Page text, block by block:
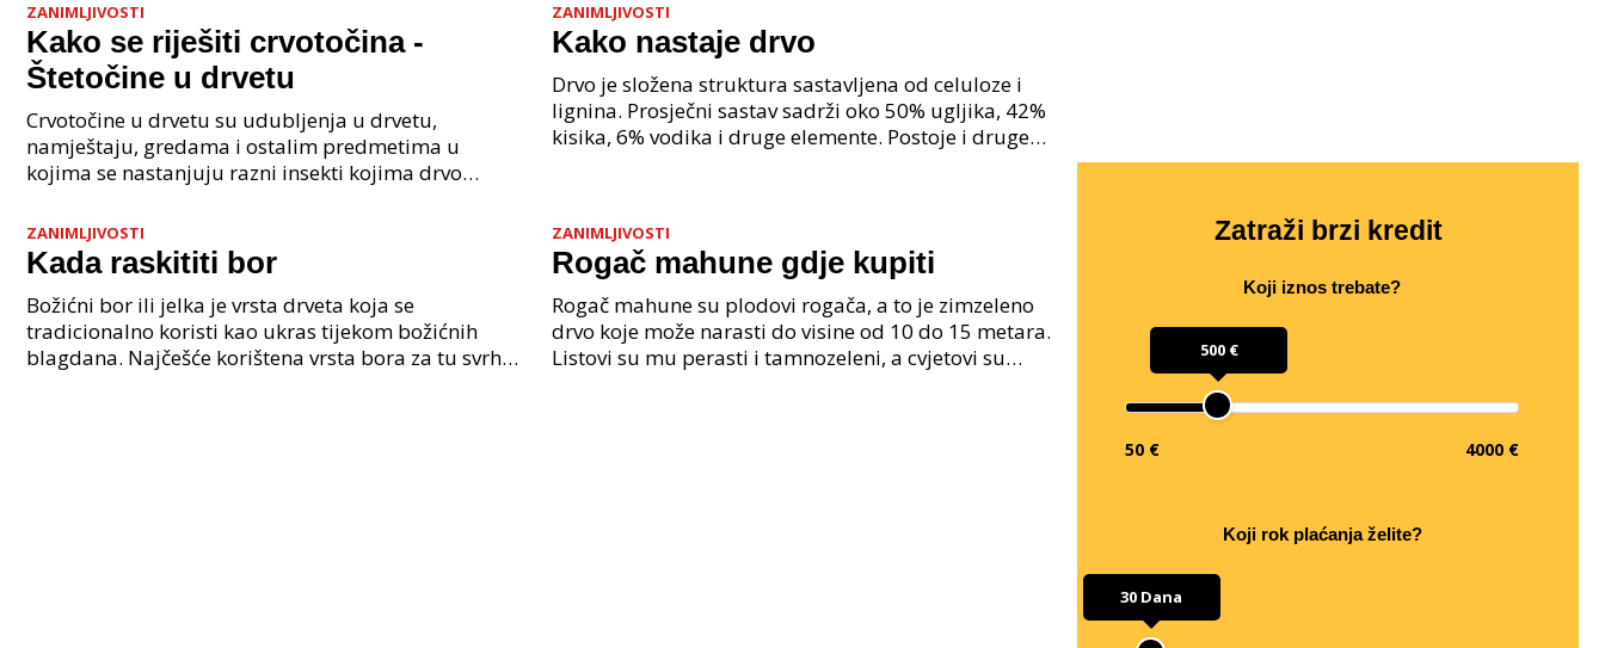
ZANIMLJIVOSTI
Kako se riješiti crvotočina -
Štetočine u drvetu
Crvotočine u drvetu su udubljenja u drvetu,
namještaju, gredama i ostalim predmetima u
kojima se nastanjuju razni insekti kojima drvo
ksilofagni i
ZANIMLJIVOSTI
Kako nastaje drvo
Drvo je složena struktura sastavljena od celuloze i
lignina. Prosječni sastav sadrži oko 50% ugljika, 42%
kisika, 6% vodika i druge elemente. Postoje i druge
ZANIMLJIVOSTI
Kada raskititi bor
Božićni bor ili jelka je vrsta drveta koja se
tradicionalno koristi kao ukras tijekom božićnih
blagdana. Najčešće korištena vrsta bora za tu svrhu
ZANIMLJIVOSTI
Rogač mahune gdje kupiti
Rogač mahune su plodovi rogača, a to je zimzeleno
drvo koje može narasti do visine od 10 do 15 metara.
Listovi su mu perasti i tamnozeleni, a cvjetovi su
Zatraži brzi kredit
Koji iznos trebate?
500 €
50 € 4000 €
Koji rok plaćanja želite?
30 Dana